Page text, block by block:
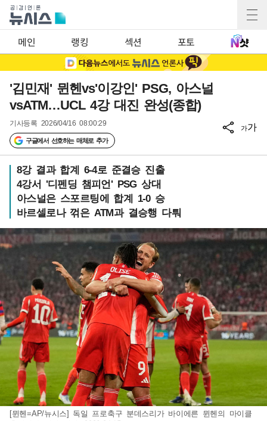
메인 랭킹 섹션 포토
'김민재' 뮌헨vs'이강인' PSG, 아스널
vsATM…UCL 4강 대진 완성(종합)
기사등록 2026/04/16 08:00:29
구글에서 선호하는 매체로 추가
가가
8강 결과 합계 6-4로 준결승 진출
4강서 '디펜딩 챔피언' PSG 상대
아스널은 스포르팅에 합계 1-0 승
바르셀로나 꺾은 ATM과 결승행 다퉈
[뮌헨=AP/뉴시스] 독일 프로축구 분데스리가 바이에른 뮌헨의 마이클